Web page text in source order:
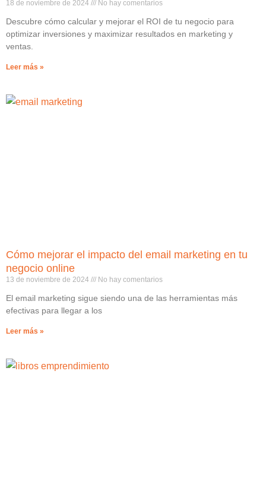
18 de noviembre de 2024 No hay comentarios
Descubre cómo calcular y mejorar el ROI de tu negocio para
optimizar inversiones y maximizar resultados en marketing y
ventas.
Leer más »
Cómo mejorar el impacto del email marketing en tu
negocio online
13 de noviembre de 2024 No hay comentarios
El email marketing sigue siendo una de las herramientas más
efectivas para llegar a los
Leer más »